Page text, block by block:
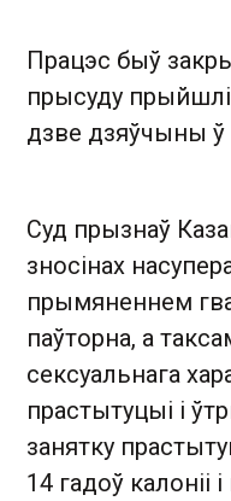
Працэс быў
прысуду прыйшлі
дзве дзяўчыны ў
Суд прызнаў
зносінах
прымяненнем
паўторна, а
сексуальнага
прастытуцыі і
занятку
14 гадоў